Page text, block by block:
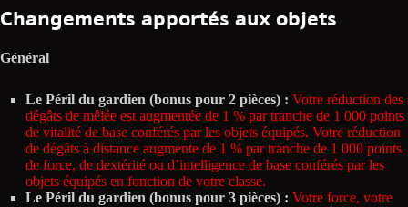
Changements apportés aux objets
Général
Le Péril du gardien (bonus pour 2 pièces) : Votre réduction des
dégâts de mêlée est augmentée de 1 % par tranche de 1 000 points
de vitalité de base conférés par les objets équipés. Votre réduction
de dégâts à distance augmente de 1 % par tranche de 1 000 points
de force, de dextérité ou d’intelligence de base conférés par les
objets équipés en fonction de votre classe.
Le Péril du gardien (bonus pour 3 pièces) : Votre force, votre